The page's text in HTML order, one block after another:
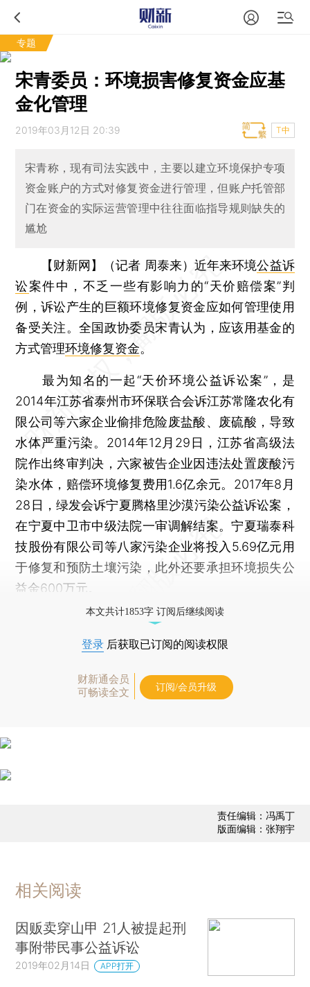
专题
宋青委员：环境损害修复资金应基
金化管理
2019年03月12日 20:39 T中
宋青称，现有司法实践中，主要以建立环境保护专项
资金账户的方式对修复资金进行管理，但账户托管部
门在资金的实际运营管理中往往面临指导规则缺失的
尴尬
【财新网】（记者 周泰来） 近年来环境公益诉
讼案件中，不乏一些有影响力的“天价赔偿案”判
例，诉讼产生的巨额环境修复资金应如何管理使用
备受关注。全国政协委员宋青认为，应该用基金的
方式管理环境修复资金。
最为知名的一起“天价环境公益诉讼案”，是
2014年江苏省泰州市环保联合会诉江苏常隆农化有
限公司等六家企业偷排危险废盐酸、废硫酸，导致
水体严重污染。2014年12月29日，江苏省高级法
院作出终审判决，六家被告企业因违法处置废酸污
染水体，赔偿环境修复费用1.6亿余元。2017年8月
28日，绿发会诉宁夏腾格里沙漠污染公益诉讼案，
在宁夏中卫市中级法院一审调解结案。宁夏瑞泰科
技股份有限公司等八家污染企业将投入5.69亿元用
于修复和预防土壤污染，此外还要承担环境损失公
益金600万元。
本文共计1853字 订阅后继续阅读
登录 后获取已订阅的阅读权限
财新通会员
可畅读全文
订阅/会员升级
责任编辑：冯禹丁
版面编辑：张翔宇
相关阅读
因贩卖穿山甲 21人被提起刑
事附带民事公益诉讼
2019年02月14日 APP打开